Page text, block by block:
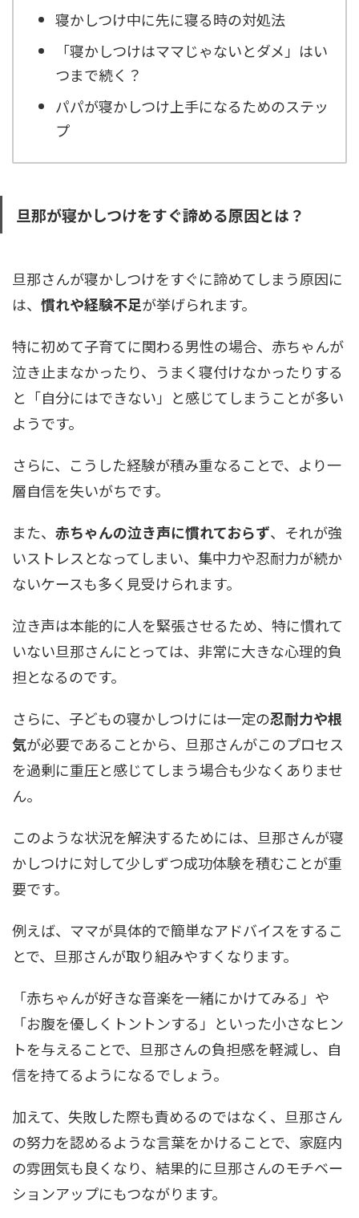
寝かしつけ中に先に寝る時の対処法
「寝かしつけはママじゃないとダメ」はい
つまで続く？
パパが寝かしつけ上手になるためのステッ
プ
旦那が寝かしつけをすぐ諦める原因とは？
旦那さんが寝かしつけをすぐに諦めてしまう原因に
は、 慣れや経験不足が挙げられます。
特に初めて子育てに関わる男性の場合、赤ちゃんが
泣き止まなかったり、うまく寝付けなかったりする
と「自分にはできない」と感じてしまうことが多い
ようです。
さらに、こうした経験が積み重なることで、より一
層自信を失いがちです。
また、 赤ちゃんの泣き声に慣れておらず、それが強
いストレスとなってしまい、集中力や忍耐力が続か
ないケースも多く見受けられます。
泣き声は本能的に人を緊張させるため、特に慣れて
いない旦那さんにとっては、非常に大きな心理的負
担となるのです。
さらに、子どもの寝かしつけには一定の忍耐力や根
気が必要であることから、旦那さんがこのプロセス
を過剰に重圧と感じてしまう場合も少なくありませ
ん。
このような状況を解決するためには、旦那さんが寝
かしつけに対して少しずつ成功体験を積むことが重
要です。
例えば、ママが具体的で簡単なアドバイスをするこ
とで、旦那さんが取り組みやすくなります。
「赤ちゃんが好きな音楽を一緒にかけてみる」や
「お腹を優しくトントンする」といった小さなヒン
トを与えることで、旦那さんの負担感を軽減し、自
信を持てるようになるでしょう。
加えて、失敗した際も責めるのではなく、旦那さん
の努力を認めるような言葉をかけることで、家庭内
の雰囲気も良くなり、結果的に旦那さんのモチベー
ションアップにもつながります。